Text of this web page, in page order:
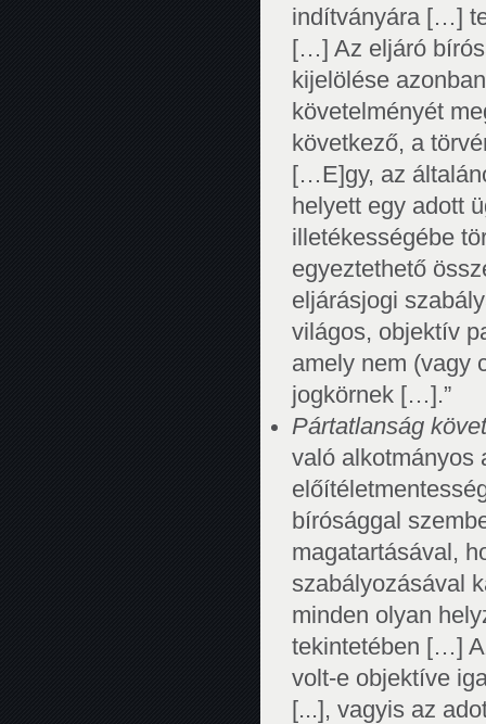
indítványára […]
[…] Az eljáró
kijelölése
követelményét
következő, a
[…E]gy, az
helyett egy adott
illetékességébe
egyeztethető
eljárásjogi
világos, objektív
amely nem (vagy
jogkörnek […].”
Pártatlanság
való alkotmányos
bírósággal
magatartásával,
szabályozásával
minden olyan
tekintetében […]
volt-e objektíve
[...], vagyis az